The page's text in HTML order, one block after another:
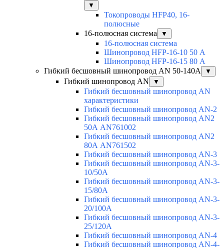
▼
Токопроводы HFP40, 16-
полюсные
16-полюсная система
▼
16-полюсная система
Шинопровод HFP-16-10 50 А
Шинопровод HFP-16-15 80 А
Гибкий бесшовный шинопровод AN 50-140А
▼
Гибкий шинопровод AN ▼
Гибкий бесшовный шинопровод AN
характеристики
Гибкий бесшовный шинопровод AN-2
Гибкий бесшовный шинопровод AN2
50А AN761002
Гибкий бесшовный шинопровод AN2
80А AN761502
Гибкий бесшовный шинопровод AN-3
Гибкий бесшовный шинопровод AN-3-
10/50A
Гибкий бесшовный шинопровод AN-3-
15/80A
Гибкий бесшовный шинопровод AN-3-
20/100A
Гибкий бесшовный шинопровод AN-3-
25/120A
Гибкий бесшовный шинопровод AN-4
Гибкий бесшовный шинопровод AN-4-